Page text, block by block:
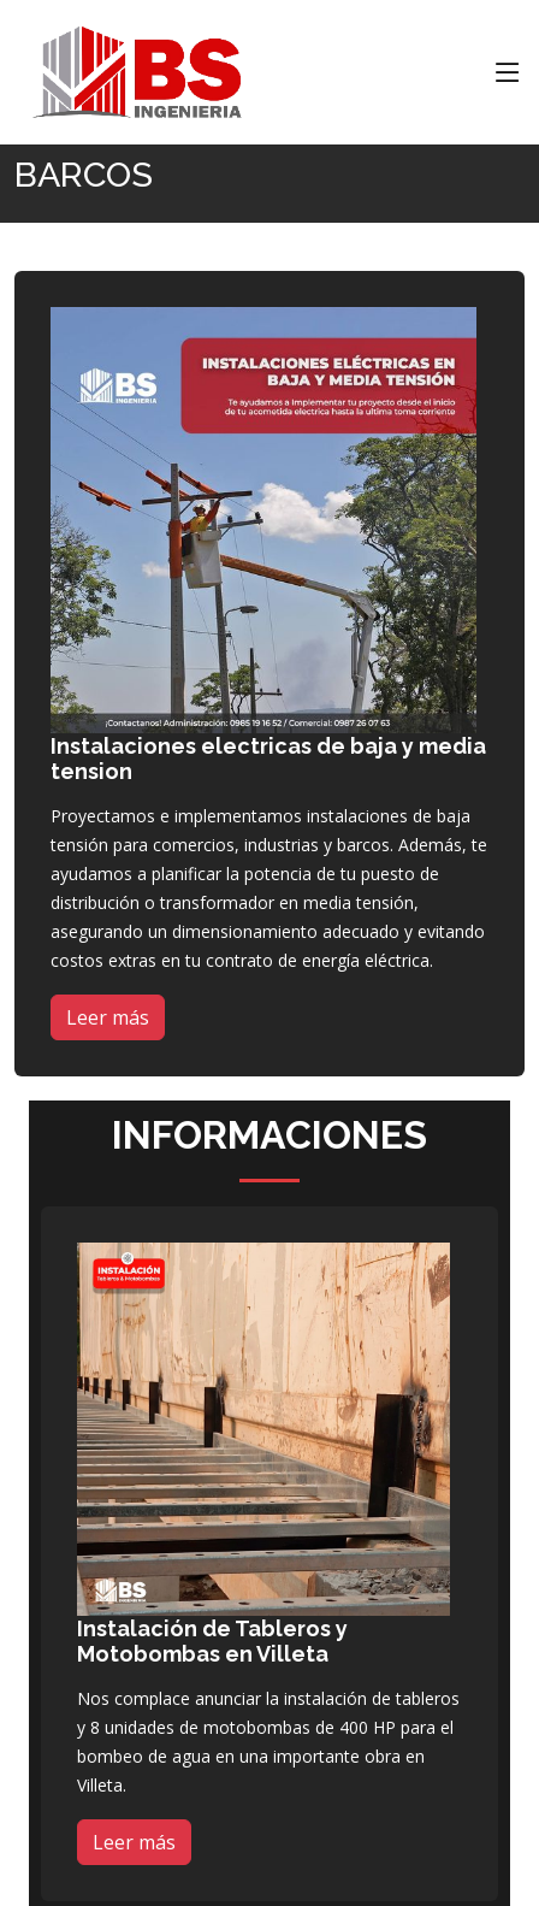
BARCOS
Instalaciones electricas de baja y media
tension
Proyectamos e implementamos instalaciones de baja
tensión para comercios, industrias y barcos. Además, te
ayudamos a planificar la potencia de tu puesto de
distribución o transformador en media tensión,
asegurando un dimensionamiento adecuado y evitando
costos extras en tu contrato de energía eléctrica.
Leer más
INFORMACIONES
Instalación de Tableros y
Motobombas en Villeta
Nos complace anunciar la instalación de tableros
y 8 unidades de motobombas de 400 HP para el
bombeo de agua en una importante obra en
Villeta.
Leer más